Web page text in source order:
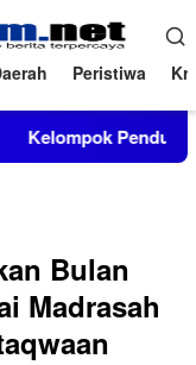
Peristiwa
Pendukung Moha
Bulan
Madrasah